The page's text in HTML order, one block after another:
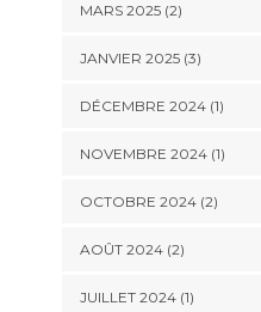
MARS 2025(2)
JANVIER 2025(3)
DÉCEMBRE 2024(1)
NOVEMBRE 2024(1)
OCTOBRE 2024(2)
AOÛT 2024(2)
JUILLET 2024(1)